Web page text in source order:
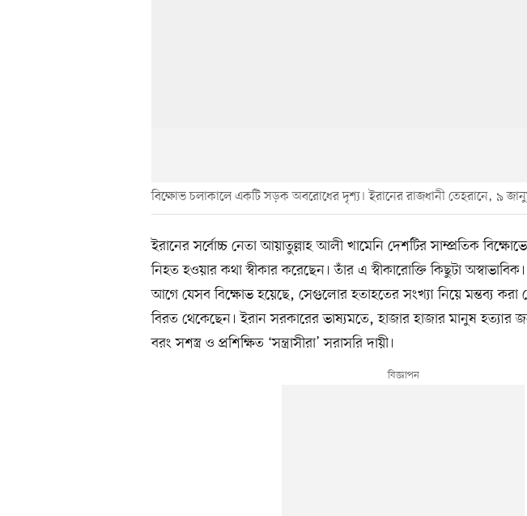
বিক্ষোভ চলাকালে একটি সড়ক অবরোধের দৃশ্য। ইরানের রাজধানী তেহরানে, ৯
ইরানের সর্বোচ্চ নেতা আয়াতুল্লাহ আলী খামেনি দেশটির সাম্প্রতিক
নিহত হওয়ার কথা স্বীকার করেছেন। তাঁর এ স্বীকারোক্তি কিছুটা
আগে যেসব বিক্ষোভ হয়েছে, সেগুলোর হতাহতের সংখ্যা নিয়ে মন্তব্য করা
বিরত থেকেছেন। ইরান সরকারের ভাষ্যমতে, হাজার হাজার মানুষ হত্যার জন্য
বরং সশস্ত্র ও প্রশিক্ষিত ‘সন্ত্রাসীরা’ সরাসরি দায়ী।